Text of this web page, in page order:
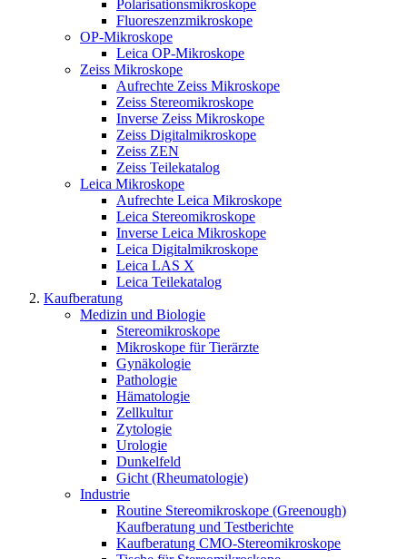
Polarisationsmikroskope
Fluoreszenzmikroskope
OP-Mikroskope
Leica OP-Mikroskope
Zeiss Mikroskope
Aufrechte Zeiss Mikroskope
Zeiss Stereomikroskope
Inverse Zeiss Mikroskope
Zeiss Digitalmikroskope
Zeiss ZEN
Zeiss Teilekatalog
Leica Mikroskope
Aufrechte Leica Mikroskope
Leica Stereomikroskope
Inverse Leica Mikroskope
Leica Digitalmikroskope
Leica LAS X
Leica Teilekatalog
Kaufberatung
Medizin und Biologie
Stereomikroskope
Mikroskope für Tierärzte
Gynäkologie
Pathologie
Hämatologie
Zellkultur
Zytologie
Urologie
Dunkelfeld
Gicht (Rheumatologie)
Industrie
Routine Stereomikroskope (Greenough)
Kaufberatung und Testberichte
Kaufberatung CMO-Stereomikroskope